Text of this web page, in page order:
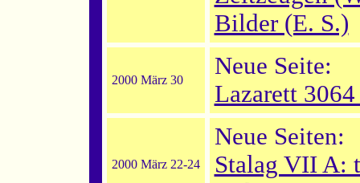
Bilder (E. S.)
2000 März 30
Neue Seite:
Lazarett
2000 März 22-24
Neue Seiten:
Stalag VII A: